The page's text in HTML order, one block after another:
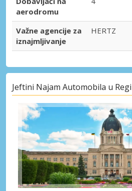
aerodromu
Važne agencije za
iznajmljivanje
HERTZ
Jeftini Najam Automobila u